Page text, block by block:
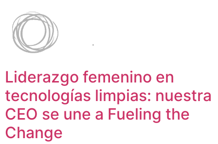
Liderazgo femenino en
tecnologías limpias: nuestra
CEO se une a Fueling the
Change